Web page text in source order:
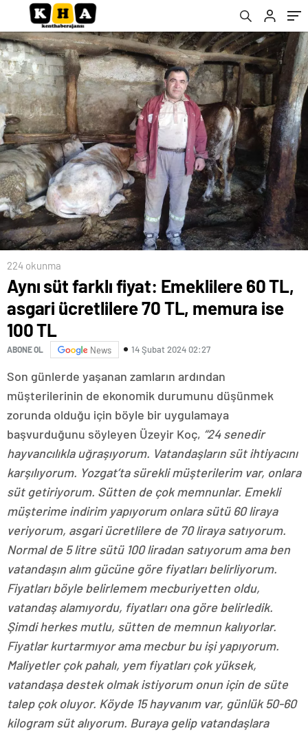
224 okunma
Aynı süt farklı fiyat: Emeklilere 60 TL,
asgari ücretlilere 70 TL, memura ise
100 TL
ABONE OL News 14 Şubat 2024 02:27
Son günlerde yaşanan zamların ardından
müşterilerinin de ekonomik durumunu düşünmek
zorunda olduğu için böyle bir uygulamaya
başvurduğunu söyleyen Üzeyir Koç, “24 senedir
hayvancılıkla uğraşıyorum. Vatandaşların süt ihtiyacını
karşılıyorum. Yozgat’ta sürekli müşterilerim var, onlara
süt getiriyorum. Sütten de çok memnunlar. Emekli
müşterime indirim yapıyorum onlara sütü 60 liraya
veriyorum, asgari ücretlilere de 70 liraya satıyorum.
Normal de 5 litre sütü 100 liradan satıyorum ama ben
vatandaşın alım gücüne göre fiyatları belirliyorum.
Fiyatları böyle belirlemem mecburiyetten oldu,
vatandaş alamıyordu, fiyatları ona göre belirledik.
Şimdi herkes mutlu, sütten de memnun kalıyorlar.
Fiyatlar kurtarmıyor ama mecbur bu işi yapıyorum.
Maliyetler çok pahalı, yem fiyatları çok yüksek,
vatandaşa destek olmak istiyorum onun için de süte
talep çok oluyor. Köyde 15 hayvanım var, günlük 50-60
kilogram süt alıyorum. Buraya gelip vatandaşlara